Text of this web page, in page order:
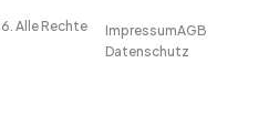
Alle Rechte
ImpressumAGB
Datenschutz